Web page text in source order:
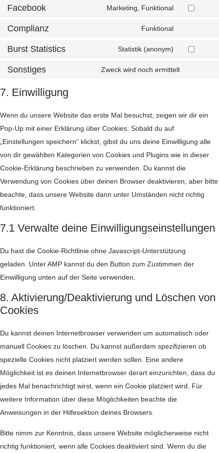
service
wordpress
Facebook Marketing, Funktional
Consent
Complianz Funktional
service
complianz
Burst Statistics Statistik (anonym)
Consent
Sonstiges Zweck wird noch ermittelt
7. Einwilligung
Wenn du unsere Website das erste Mal besuchst, zeigen wir dir ein
Pop-Up mit einer Erklärung über Cookies. Sobald du auf
„Einstellungen speichern“ klickst, gibst du uns deine Einwilligung alle
von dir gewählten Kategorien von Cookies und Plugins wie in dieser
Cookie-Erklärung beschrieben zu verwenden. Du kannst die
Verwendung von Cookies über deinen Browser deaktivieren, aber bitte
beachte, dass unsere Website dann unter Umständen nicht richtig
funktioniert.
7.1 Verwalte deine Einwilligungseinstellungen
Du hast die Cookie-Richtlinie ohne Javascript-Unterstützung
geladen. Unter AMP kannst du den Button zum Zustimmen der
Einwilligung unten auf der Seite verwenden.
8. Aktivierung/Deaktivierung und Löschen von
Cookies
Du kannst deinen Internetbrowser verwenden um automatisch oder
manuell Cookies zu löschen. Du kannst außerdem spezifizieren ob
spezielle Cookies nicht platziert werden sollen. Eine andere
Möglichkeit ist es deinen Internetbrowser derart einzurichten, dass du
jedes Mal benachrichtigt wirst, wenn ein Cookie platziert wird. Für
weitere Information über diese Möglichkeiten beachte die
Anweisungen in der Hilfesektion deines Browsers.
Bitte nimm zur Kenntnis, dass unsere Website möglicherweise nicht
richtig funktioniert, wenn alle Cookies deaktiviert sind. Wenn du die